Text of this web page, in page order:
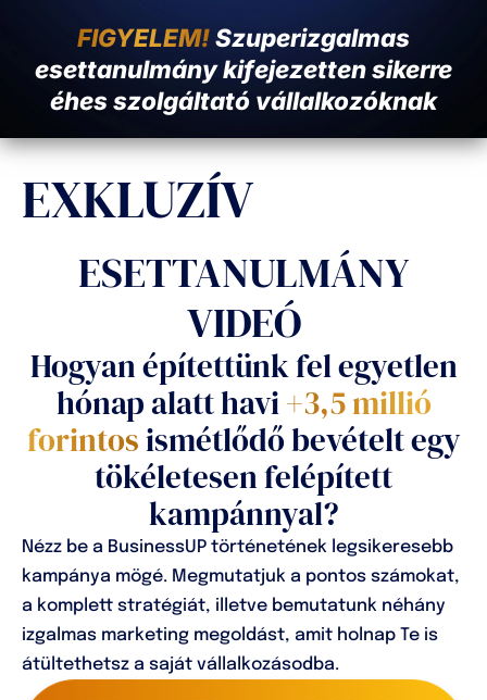
FIGYELEM!Szuperizgalmas
esettanulmány kifejezetten sikerre
éhes szolgáltató vállalkozóknak
EXKLUZÍV
ESETTANULMÁNY
VIDEÓ
Hogyan építettünk fel egyetlen
hónap alatt havi+3,5 millió
forintosismétlődő bevételt egy
tökéletesen felépített
kampánnyal?
Nézz be a BusinessUP történetének legsikeresebb
kampánya mögé. Megmutatjuk a pontos számokat,
a komplett stratégiát, illetve bemutatunk néhány
izgalmas marketing megoldást, amit holnap Te is
átültethetsz a saját vállalkozásodba.